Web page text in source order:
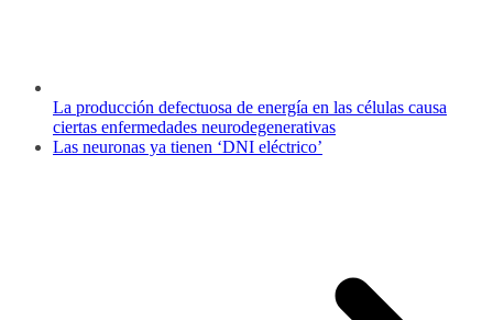
La producción defectuosa de energía en las células causa
ciertas enfermedades neurodegenerativas
Las neuronas ya tienen ‘DNI eléctrico’